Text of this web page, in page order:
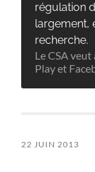
régulation
largement,
recherche.
Le CSA
Play et
22 JUIN 2013